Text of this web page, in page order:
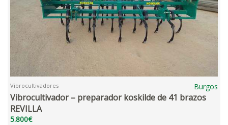
Vibrocultivadores Burgos
Vibrocultivador – preparador koskilde de 41 brazos
REVILLA
5.800€